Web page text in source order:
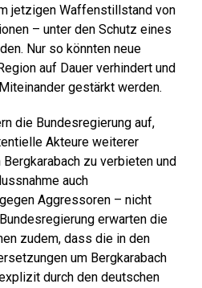
jetzigen Waffenstillstand von
– unter den Schutz eines
Nur so könnten neue
auf Dauer verhindert und
gestärkt werden.
die Bundesregierung auf,
Akteure weiterer
zu verbieten und
auch
Aggressoren – nicht
erwarten die
zudem, dass die in den
um Bergkarabach
durch den deutschen